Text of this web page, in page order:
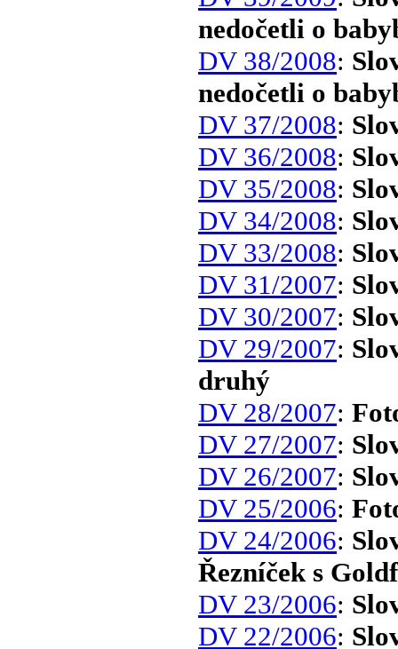
nedočetli o
DV 38/2008:
nedočetli o
DV 37/2008:
DV 36/2008:
DV 35/2008:
DV 34/2008:
DV 33/2008:
DV 31/2007:
DV 30/2007:
DV 29/2007:
druhý
DV 28/2007:
DV 27/2007:
DV 26/2007:
DV 25/2006:
DV 24/2006:
Řezníček s
DV 23/2006:
DV 22/2006: